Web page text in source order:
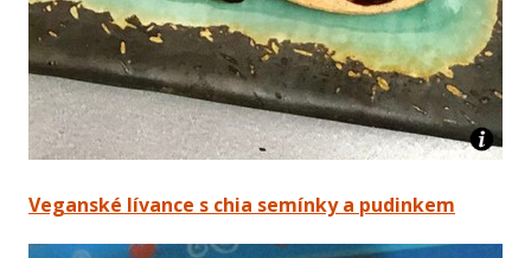
Veganské lívance s chia semínky a pudinkem